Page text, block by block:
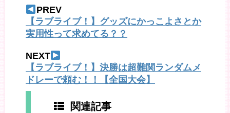
PREV
【ラブライブ！】グッズにかっこよさとか
実用性って求めてる？？
NEXT
【ラブライブ！】決勝は超難関ランダムメ
ドレーで頼む！！【全国大会】
関連記事